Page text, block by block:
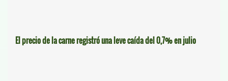
El precio de la carne registró una leve caída del 0,7% en julio